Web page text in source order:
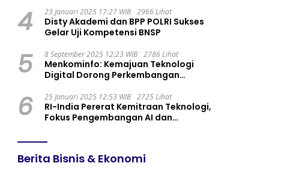
4 23 Januari 2025 17:27 WIB 2966 Lihat
Disty Akademi dan BPP POLRI Sukses
Gelar Uji Kompetensi BNSP
5 8 September 2025 12:23 WIB 2786 Lihat
Menkominfo: Kemajuan Teknologi
Digital Dorong Perkembangan
6 25 Januari 2025 12:53 WIB 2725 Lihat
RI-India Pererat Kemitraan Teknologi,
Fokus Pengembangan AI dan
Berita Bisnis & Ekonomi